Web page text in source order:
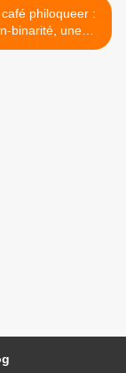
philoqueer :
binarité, une
révolution du genre ?" >